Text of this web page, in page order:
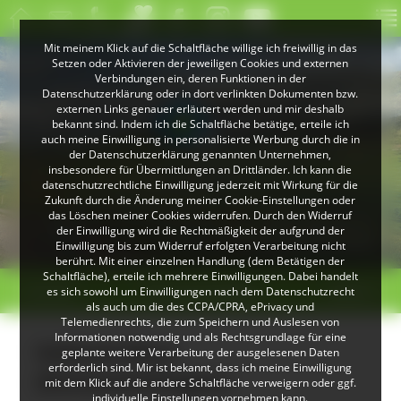
Landschaft bei Herrenschwand
© Christoph Wasmer
Albsteig Schwarzwald
© Klaus Peter Kappest
< zurück Donaueschingen weiter >
Imkerei Murr
(Donaueschingen)
Mit meinem Klick auf die Schaltfläche willige ich freiwillig in das
Setzen oder Aktivieren der jeweiligen Cookies und externen
Verbindungen ein, deren Funktionen in der
Datenschutzerklärung oder in dort verlinkten Dokumenten bzw.
externen Links genauer erläutert werden und mir deshalb
bekannt sind. Indem ich die Schaltfläche betätige, erteile ich
auch meine Einwilligung in personalisierte Werbung durch die in
der Datenschutzerklärung genannten Unternehmen,
insbesondere für Übermittlungen an Drittländer. Ich kann die
datenschutzrechtliche Einwilligung jederzeit mit Wirkung für die
Zukunft durch die Änderung meiner Cookie-Einstellungen oder
das Löschen meiner Cookies widerrufen. Durch den Widerruf
der Einwilligung wird die Rechtmäßigkeit der aufgrund der
Einwilligung bis zum Widerruf erfolgten Verarbeitung nicht
berührt. Mit einer einzelnen Handlung (dem Betätigen der
Schaltfläche), erteile ich mehrere Einwilligungen. Dabei handelt
es sich sowohl um Einwilligungen nach dem Datenschutzrecht
als auch um die des CCPA/CPRA, ePrivacy und
Telemedienrechts, die zum Speichern und Auslesen von
Informationen notwendig und als Rechtsgrundlage für eine
geplante weitere Verarbeitung der ausgelesenen Daten
erforderlich sind. Mir ist bekannt, dass ich meine Einwilligung
mit dem Klick auf die andere Schaltfläche verweigern oder ggf.
individuelle Einstellungen vornehmen kann.